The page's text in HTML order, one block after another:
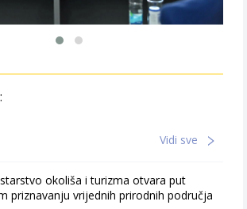
Vidi sve
okoliša i turizma otvara put
priznavanju vrijednih prirodnih područja